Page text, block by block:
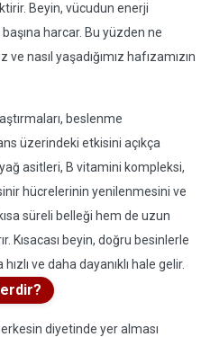
Beyin, vücudun enerji
harcar. Bu yüzden ne
nasıl yaşadığımız hafızamızın
beslenme
üzerindeki etkisini açıkça
asitleri, B vitamini kompleksi,
hücrelerinin yenilenmesini ve
süreli belleği hem de uzun
Kısacası beyin, doğru besinlerle
ve daha dayanıklı hale gelir.
diyetinde yer alması